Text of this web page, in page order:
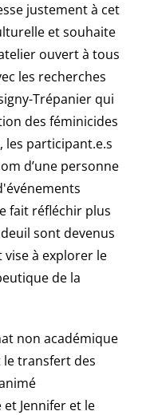
justement à cet
et souhaite
ouvert à tous
les recherches
Trépanier qui
des féminicides
les participant.e.s
d’une personne
fait réfléchir plus
sont devenus
vise à explorer le
de la
non académique
transfert des
Jennifer et le